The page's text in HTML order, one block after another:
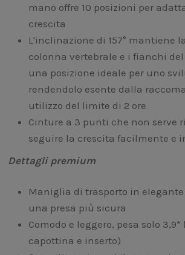
mano offre 10 posizioni per
crescita
L'inclinazione di 157° mantiene
colonna vertebrale e i fianchi
una posizione ideale per uno
rendendolo esente dalla
utilizzo del limite di 2 ore
Cinture a 3 punti che non serve
seguire la crescita facilmente e
Dettagli premium
Maniglia di trasporto in elegante
una presa più sicura
Comodo e leggero, pesa solo
capottina e inserto)